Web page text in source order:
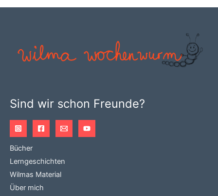
Sind wir schon Freunde?
Bücher
Lerngeschichten
Wilmas Material
Über mich